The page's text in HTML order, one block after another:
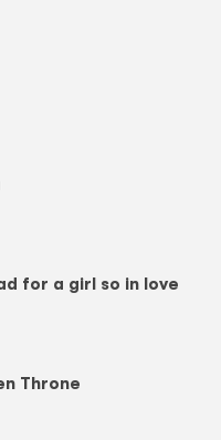
for a girl so in love
Throne